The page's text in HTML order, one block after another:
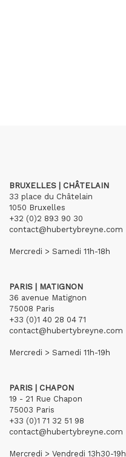
BRUXELLES | CHÂTELAIN
33 place du Châtelain
1050 Bruxelles
+32 (0)2 893 90 30
contact@hubertybreyne.com
Mercredi > Samedi 11h-18h
PARIS | MATIGNON
36 avenue Matignon
75008 Paris
+33 (0)1 40 28 04 71
contact@hubertybreyne.com
Mercredi > Samedi 11h-19h
PARIS | CHAPON
19 - 21 Rue Chapon
75003 Paris
+33 (0)1 71 32 51 98
contact@hubertybreyne.com
Mercredi > Vendredi 13h30-19h